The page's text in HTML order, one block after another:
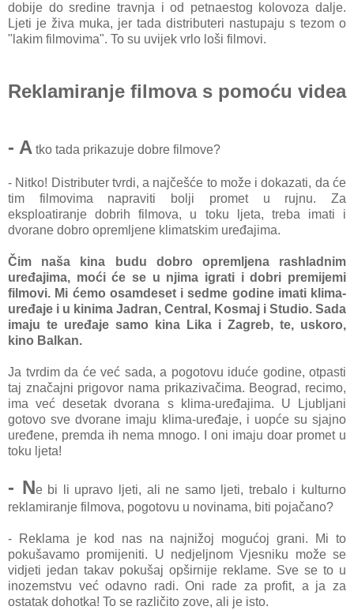
dobije do sredine travnja i od petnaestog kolovoza dalje.
Ljeti je živa muka, jer tada distributeri nastupaju s tezom o
"lakim filmovima". To su uvijek vrlo loši filmovi.
Reklamiranje filmova s pomoću videa
- A tko tada prikazuje dobre filmove?
- Nitko! Distributer tvrdi, a najčešće to može i dokazati, da će
tim filmovima napraviti bolji promet u rujnu. Za
eksploatiranje dobrih filmova, u toku ljeta, treba imati i
dvorane dobro opremljene klimatskim uređajima.
Čim naša kina budu dobro opremljena rashladnim
uređajima, moći će se u njima igrati i dobri premijemi
filmovi. Mi ćemo osamdeset i sedme godine imati klima-
uređaje i u kinima Jadran, Central, Kosmaj i Studio. Sada
imaju te uređaje samo kina Lika i Zagreb, te, uskoro,
kino Balkan.
Ja tvrdim da će već sada, a pogotovu iduće godine, otpasti
taj značajni prigovor nama prikazivačima. Beograd, recimo,
ima već desetak dvorana s klima-uređajima. U Ljubljani
gotovo sve dvorane imaju klima-uređaje, i uopće su sjajno
uređene, premda ih nema mnogo. I oni imaju doar promet u
toku ljeta!
- Ne bi li upravo ljeti, ali ne samo ljeti, trebalo i kulturno
reklamiranje filmova, pogotovu u novinama, biti pojačano?
- Reklama je kod nas na najnižoj mogućoj grani. Mi to
pokušavamo promijeniti. U nedjeljnom Vjesniku može se
vidjeti jedan takav pokušaj opširnije reklame. Sve se to u
inozemstvu već odavno radi. Oni rade za profit, a ja za
ostatak dohotka! To se različito zove, ali je isto.